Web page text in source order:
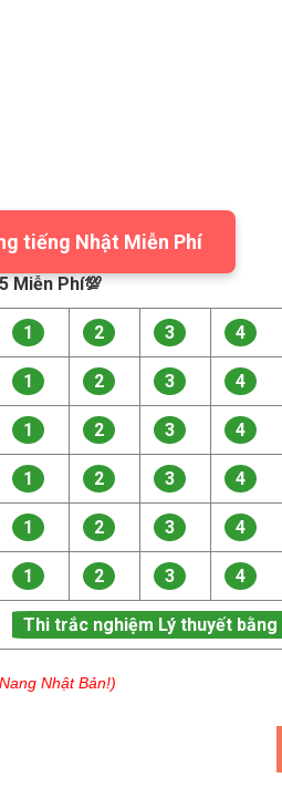
tiếng Nhật Miễn Phí
Miễn Phí💯
1 2 3 4
1 2 3 4
1 2 3 4
1 2 3 4
1 2 3 4
1 2 3 4
Thi trắc nghiệm Lý thuyết
Nhật Bản!)